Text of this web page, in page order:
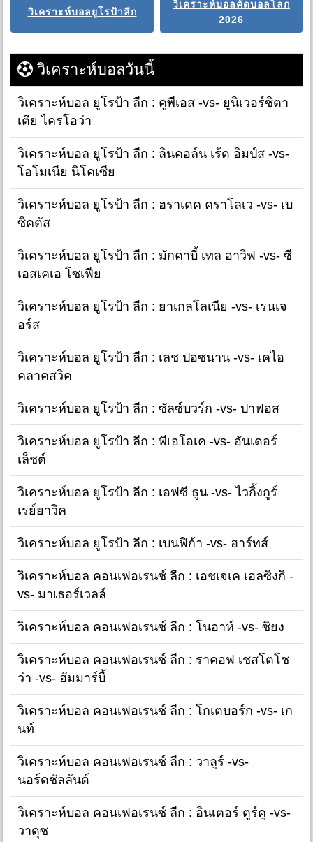
วิเคราะห์บอลยูโรป้าลีก
วิเคราะห์บอลคัดบอลโลก
2026
วิเคราะห์บอลวันนี้
วิเคราะห์บอล ยูโรป้า ลีก : คูพีเอส -vs- ยูนิเวอร์ซิตา
เตีย ไครโอว่า
วิเคราะห์บอล ยูโรป้า ลีก : ลินคอล์น เร้ด อิมป์ส -vs-
โอโมเนีย นิโคเซีย
วิเคราะห์บอล ยูโรป้า ลีก : ฮราเดค คราโลเว -vs- เบ
ซิคตัส
วิเคราะห์บอล ยูโรป้า ลีก : มักคาบี้ เทล อาวิฟ -vs- ซี
เอสเคเอ โซเฟีย
วิเคราะห์บอล ยูโรป้า ลีก : ยาเกลโลเนีย -vs- เรนเจ
อร์ส
วิเคราะห์บอล ยูโรป้า ลีก : เลช ปอซนาน -vs- เคไอ
คลาคสวิค
วิเคราะห์บอล ยูโรป้า ลีก : ซัลซ์บวร์ก -vs- ปาฟอส
วิเคราะห์บอล ยูโรป้า ลีก : พีเอโอเค -vs- อันเดอร์
เล็ชต์
วิเคราะห์บอล ยูโรป้า ลีก : เอฟซี ธูน -vs- ไวกิ้งกูร์
เรย์ยาวิค
วิเคราะห์บอล ยูโรป้า ลีก : เบนฟิก้า -vs- ฮาร์ทส์
วิเคราะห์บอล คอนเฟอเรนซ์ ลีก : เอชเจเค เฮลซิงกิ -
vs- มาเธอร์เวลล์
วิเคราะห์บอล คอนเฟอเรนซ์ ลีก : โนอาห์ -vs- ซิยง
วิเคราะห์บอล คอนเฟอเรนซ์ ลีก : ราคอฟ เชสโตโช
ว่า -vs- ฮัมมาร์บี้
วิเคราะห์บอล คอนเฟอเรนซ์ ลีก : โกเตบอร์ก -vs- เก
นท์
วิเคราะห์บอล คอนเฟอเรนซ์ ลีก : วาลูร์ -vs-
นอร์ดชัลลันด์
วิเคราะห์บอล คอนเฟอเรนซ์ ลีก : อินเตอร์ ตูร์คู -vs-
วาดุซ